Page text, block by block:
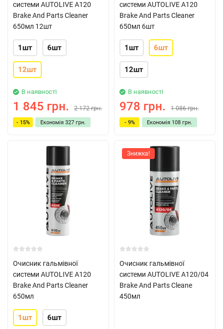
системи AUTOLIVE A120
Brake And Parts Cleaner
650мл 12шт
1шт 6шт
12шт
В наявності
1 845 грн. 2 172 грн.
- 15% Економія 327 грн.
системи AUTOLIVE A120
Brake And Parts Cleaner
650мл 6шт
1шт 6шт
12шт
В наявності
978 грн. 1 086 грн.
- 9% Економія 108 грн.
Очисник гальмівної
системи AUTOLIVE A120
Brake And Parts Cleaner
650мл
1шт 6шт
Знижка!
Очисник гальмівної
системи AUTOLIVE A120/04
Brake And Parts Cleane
450мл